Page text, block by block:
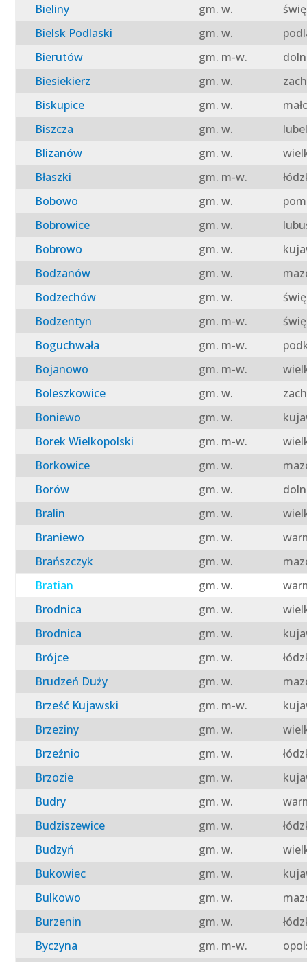
Bieliny
gm. w.
Bielsk Podlaski
gm. w.
Bierutów
gm. m-w.
Biesiekierz
gm. w.
Biskupice
gm. w.
Biszcza
gm. w.
Blizanów
gm. w.
Błaszki
gm. m-w.
Bobowo
gm. w.
Bobrowice
gm. w.
Bobrowo
gm. w.
Bodzanów
gm. w.
Bodzechów
gm. w.
Bodzentyn
gm. m-w.
Boguchwała
gm. m-w.
Bojanowo
gm. m-w.
Boleszkowice
gm. w.
Boniewo
gm. w.
Borek Wielkopolski
gm. m-w.
Borkowice
gm. w.
Borów
gm. w.
Bralin
gm. w.
Braniewo
gm. w.
Brańszczyk
gm. w.
Bratian
gm. w.
Brodnica
gm. w.
Brodnica
gm. w.
Brójce
gm. w.
Brudzeń Duży
gm. w.
Brześć Kujawski
gm. m-w.
Brzeziny
gm. w.
Brzeźnio
gm. w.
Brzozie
gm. w.
Budry
gm. w.
Budziszewice
gm. w.
Budzyń
gm. w.
Bukowiec
gm. w.
Bulkowo
gm. w.
Burzenin
gm. w.
Byczyna
gm. m-w.